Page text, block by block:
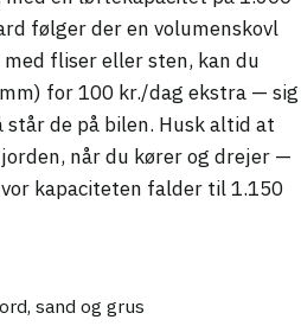
følger der en volumenskovl
fliser eller sten, kan du
for 100 kr./dag ekstra — sig
de på bilen. Husk altid at
når du kører og drejer —
kapaciteten falder til 1.150
sand og grus